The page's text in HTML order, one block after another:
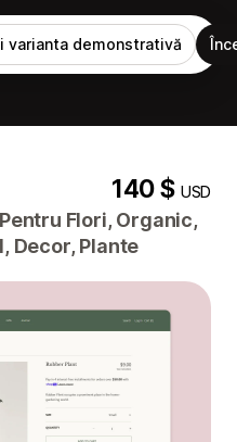
varianta demonstrativă
140 $USD
Pentru Flori, Organic,
Decor, Plante